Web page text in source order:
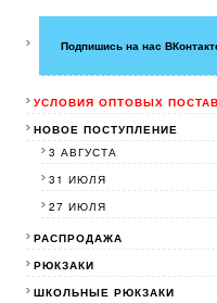
Подпишись на нас
УСЛОВИЯ ОПТОВЫХ
НОВОЕ ПОСТУПЛЕНИЕ
3 АВГУСТА
31 ИЮЛЯ
27 ИЮЛЯ
РАСПРОДАЖА
РЮКЗАКИ
ШКОЛЬНЫЕ РЮКЗАКИ